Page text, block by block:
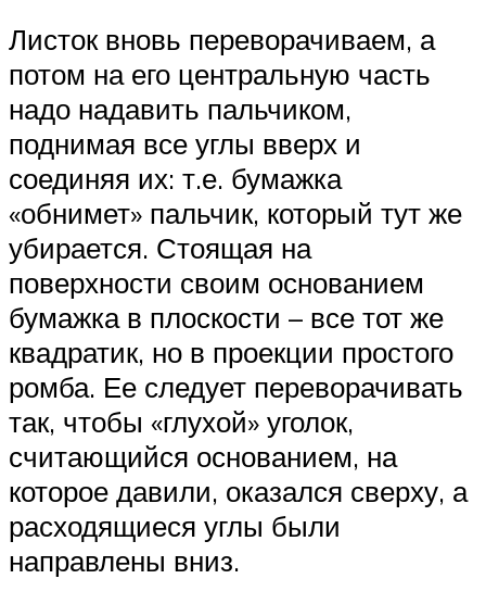
Листок вновь переворачиваем, а
потом на его центральную часть
надо надавить пальчиком,
поднимая все углы вверх и
соединяя их: т.е. бумажка
«обнимет» пальчик, который тут же
убирается. Стоящая на
поверхности своим основанием
бумажка в плоскости – все тот же
квадратик, но в проекции простого
ромба. Ее следует переворачивать
так, чтобы «глухой» уголок,
считающийся основанием, на
которое давили, оказался сверху, а
расходящиеся углы были
направлены вниз.